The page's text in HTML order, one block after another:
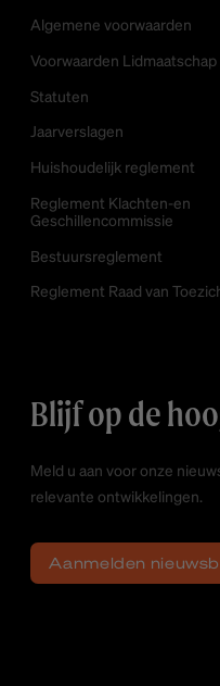
Algemene voorwaarden
Voorwaarden Lidmaatschap
Statuten
Jaarverslagen
Huishoudelijk reglement
Reglement Klachten-en
Geschillencommissie
Bestuursreglement
Reglement Raad van
Blijf op de
Meld u aan voor onze
relevante ontwikkelingen.
Aanmelden